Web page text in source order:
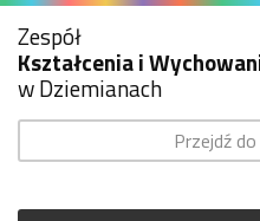
Zespół
Kształcenia i
w Dziemianach
Przejdź